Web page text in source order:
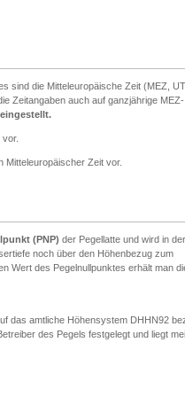
sind die Mitteleuropäische Zeit (MEZ,
Zeitangaben auch auf ganzjährige MEZ-
Mitteleuropäischer Zeit vor.
(PNP) der Pegellatte und wird in
noch über den Höhenbezug zum
Wert des Pegelnullpunktes erhält man
das amtliche Höhensystem DHHN92
des Pegels festgelegt und liegt